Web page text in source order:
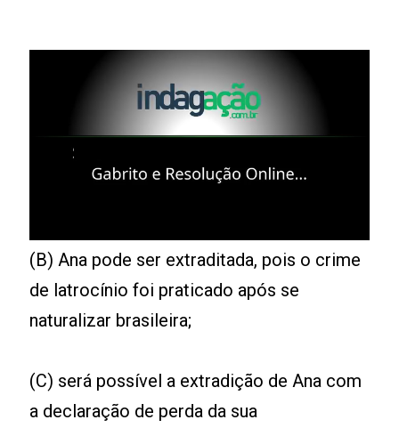
(B) Ana pode ser extraditada, pois o crime
de latrocínio foi praticado após se
naturalizar brasileira;
(C) será possível a extradição de Ana com
a declaração de perda da sua